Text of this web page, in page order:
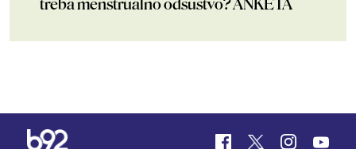
treba menstrualno odsustvo? ANKETA